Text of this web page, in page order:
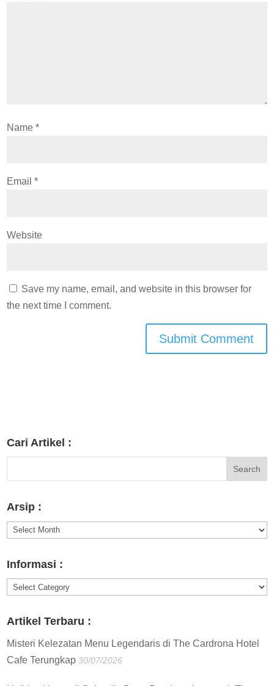
Name*
Email*
Website
Save my name, email, and website in this browser for
the next time I comment.
Cari Artikel :
Arsip :
Arsip
Informasi :
Informasi
Artikel Terbaru :
Misteri Kelezatan Menu Legendaris di The Cardrona Hotel
Cafe Terungkap 30/07/2026